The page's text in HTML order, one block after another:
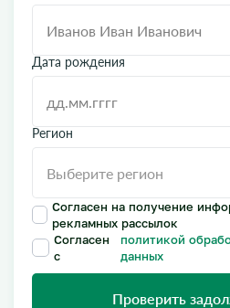
Дата рождения
Регион
Согласен на получение
рекламных рассылок
Согласен
с
политикой
данных
Проверить